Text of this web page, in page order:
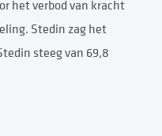
het verbod van kracht
Stedin zag het
steeg van 69,8